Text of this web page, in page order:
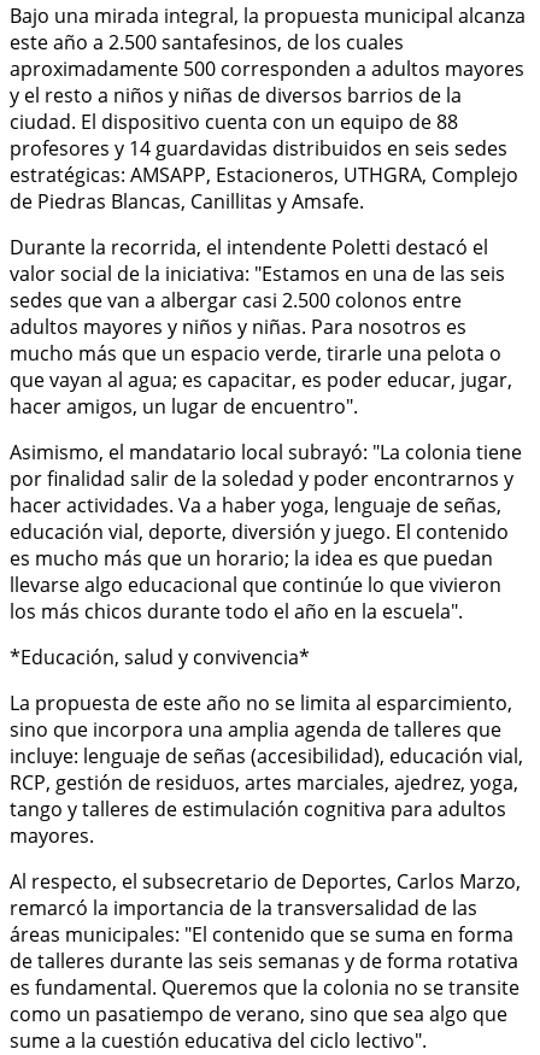
Bajo una mirada integral, la propuesta municipal alcanza
este año a 2.500 santafesinos, de los cuales
aproximadamente 500 corresponden a adultos mayores
y el resto a niños y niñas de diversos barrios de la
ciudad. El dispositivo cuenta con un equipo de 88
profesores y 14 guardavidas distribuidos en seis sedes
estratégicas: AMSAPP, Estacioneros, UTHGRA, Complejo
de Piedras Blancas, Canillitas y Amsafe.
Durante la recorrida, el intendente Poletti destacó el
valor social de la iniciativa: "Estamos en una de las seis
sedes que van a albergar casi 2.500 colonos entre
adultos mayores y niños y niñas. Para nosotros es
mucho más que un espacio verde, tirarle una pelota o
que vayan al agua; es capacitar, es poder educar, jugar,
hacer amigos, un lugar de encuentro".
Asimismo, el mandatario local subrayó: "La colonia tiene
por finalidad salir de la soledad y poder encontrarnos y
hacer actividades. Va a haber yoga, lenguaje de señas,
educación vial, deporte, diversión y juego. El contenido
es mucho más que un horario; la idea es que puedan
llevarse algo educacional que continúe lo que vivieron
los más chicos durante todo el año en la escuela".
*Educación, salud y convivencia*
La propuesta de este año no se limita al esparcimiento,
sino que incorpora una amplia agenda de talleres que
incluye: lenguaje de señas (accesibilidad), educación vial,
RCP, gestión de residuos, artes marciales, ajedrez, yoga,
tango y talleres de estimulación cognitiva para adultos
mayores.
Al respecto, el subsecretario de Deportes, Carlos Marzo,
remarcó la importancia de la transversalidad de las
áreas municipales: "El contenido que se suma en forma
de talleres durante las seis semanas y de forma rotativa
es fundamental. Queremos que la colonia no se transite
como un pasatiempo de verano, sino que sea algo que
sume a la cuestión educativa del ciclo lectivo".